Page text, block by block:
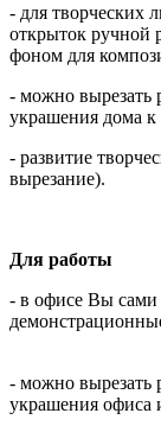
- для творческих
открыток ручной
фоном для
- можно вырезать
украшения дома к
- развитие
вырезание).
Для работы
- в офисе Вы сами
- можно вырезать
украшения офиса